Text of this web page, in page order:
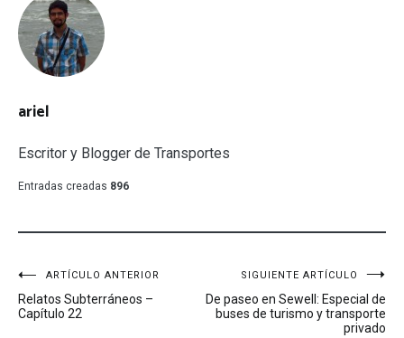
ariel
Escritor y Blogger de Transportes
Entradas creadas 896
Navegación
de
ARTÍCULO ANTERIOR
Relatos Subterráneos –
Capítulo 22
SIGUIENTE ARTÍCULO
De paseo en Sewell: Especial de
buses de turismo y transporte
privado